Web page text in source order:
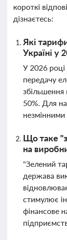
короткі
дізнаєтесь:
Які
Україні у
У 2026 році
передачу
50%. Для
незмінними
Що таке
на
"Зелений
держава
стимулює
фінансове